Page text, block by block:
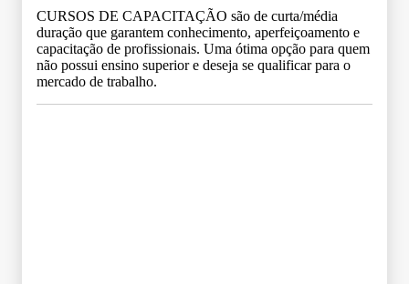
CURSOS DE CAPACITAÇÃO são de curta/média
duração que garantem conhecimento, aperfeiçoamento e
capacitação de profissionais. Uma ótima opção para quem
não possui ensino superior e deseja se qualificar para o
mercado de trabalho.